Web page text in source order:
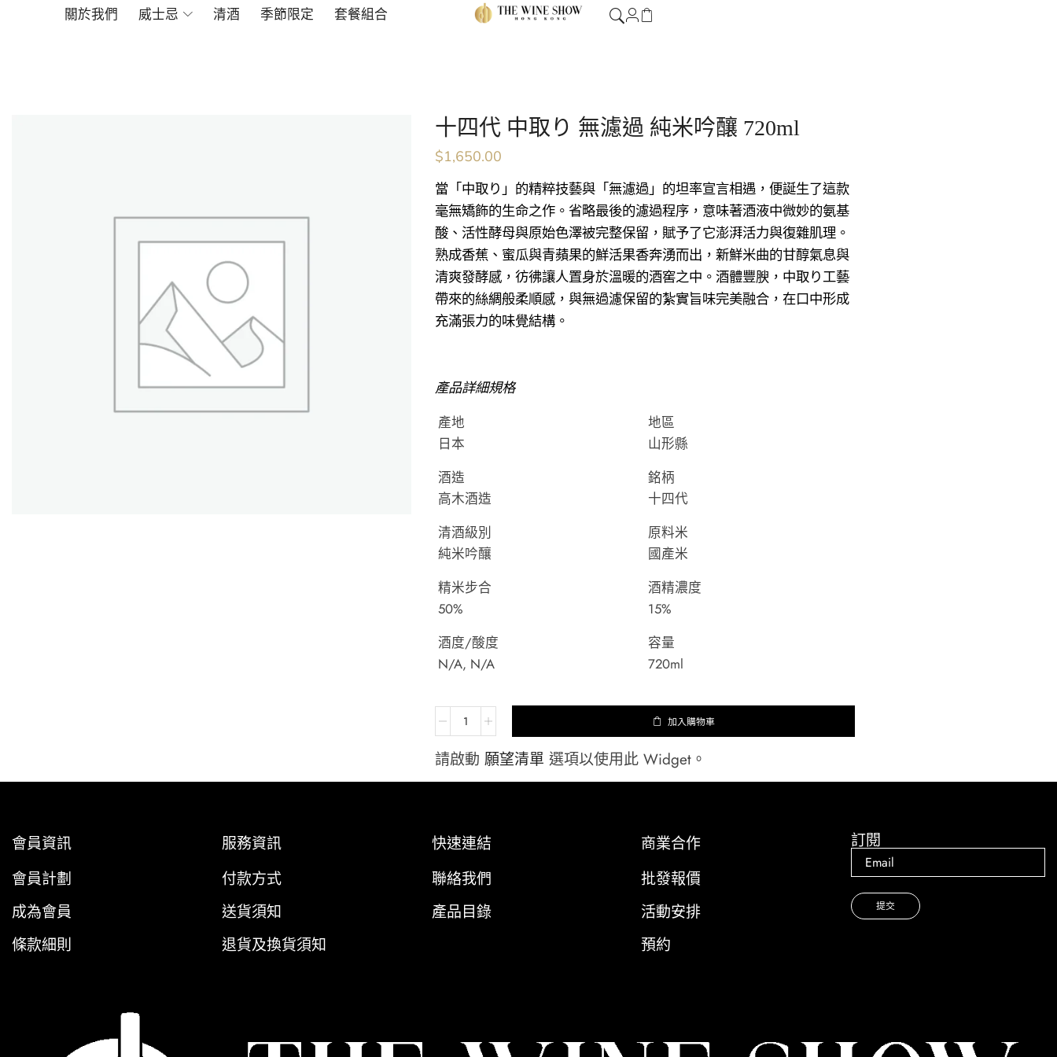
關於我們 威士忌 清酒 季節限定 套餐組合
十四代 中取り 無濾過 純米吟釀 720ml
$1,650.00
當「中取り」的精粹技藝與「無濾過」的坦率宣言相遇，便誕生了這款
毫無矯飾的生命之作。省略最後的濾過程序，意味著酒液中微妙的氨基
酸、活性酵母與原始色澤被完整保留，賦予了它澎湃活力與復雜肌理。
熟成香蕉、蜜瓜與青蘋果的鮮活果香奔湧而出，新鮮米曲的甘醇氣息與
清爽發酵感，彷彿讓人置身於溫暖的酒窖之中。酒體豐腴，中取り工藝
帶來的絲綢般柔順感，與無過濾保留的紮實旨味完美融合，在口中形成
充滿張力的味覺結構。
產品詳細規格
產地
日本
地區
山形縣
酒造
高木酒造
銘柄
十四代
清酒級別
純米吟釀
原料米
國產米
精米步合
50%
酒精濃度
15%
酒度/酸度
N/A, N/A
容量
720ml
加入購物車
請啟動 願望清單 選項以使用此 Widget。
會員資訊
會員計劃
成為會員
條款細則
服務資訊
付款方式
送貨須知
退貨及換貨須知
快速連結
聯絡我們
產品目錄
商業合作
批發報價
活動安排
預約
訂閱